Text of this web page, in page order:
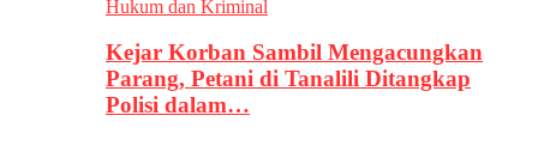
Hukum dan Kriminal
Kejar Korban Sambil Mengacungkan
Parang, Petani di Tanalili Ditangkap
Polisi dalam…